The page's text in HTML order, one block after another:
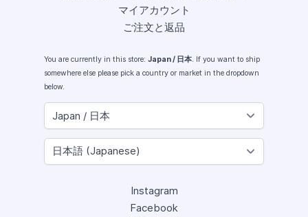
マイアカウント
ご注文と返品
You are currently in this store: Japan / 日本. If you want to ship
somewhere else please pick a country or market in the dropdown
below.
Instagram
Facebook